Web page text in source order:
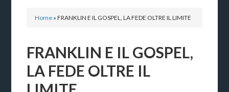
Home »FRANKLIN E IL GOSPEL, LA FEDE OLTRE IL LIMITE
FRANKLIN E IL GOSPEL,
LA FEDE OLTRE IL